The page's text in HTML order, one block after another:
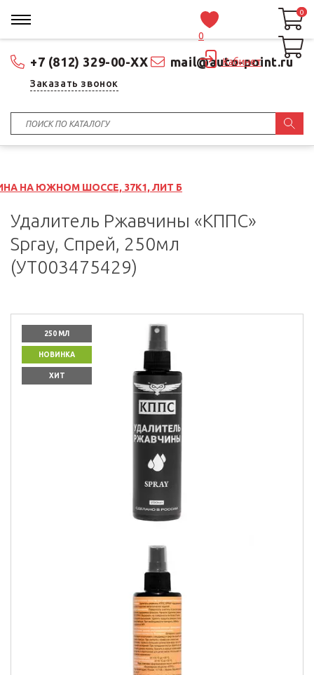
+7 (812) 329-00-XX mail@auto-point.ru
Заказать звонок
0
Кабинет
0
0
ШОССЕ, 37К1, ЛИТ Б
Удалитель Ржавчины «КППС»
Spray, Спрей, 250мл
(УТ003475429)
250 МЛ
НОВИНКА
ХИТ